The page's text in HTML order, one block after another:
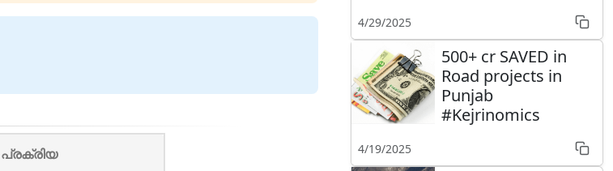
പ്രക്രിയ
4/29/2025
500+ cr SAVED in
Road projects in
Punjab
#Kejrinomics
4/19/2025